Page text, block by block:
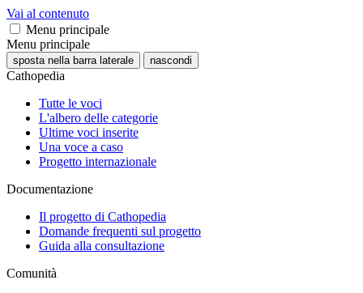
Vai al contenuto
Menu principale
Menu principale
sposta nella barra laterale nascondi
Cathopedia
Tutte le voci
L'albero delle categorie
Ultime voci inserite
Una voce a caso
Progetto internazionale
Documentazione
Il progetto di Cathopedia
Domande frequenti sul progetto
Guida alla consultazione
Comunità